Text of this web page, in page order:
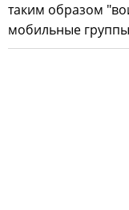
таким образом
мобильные